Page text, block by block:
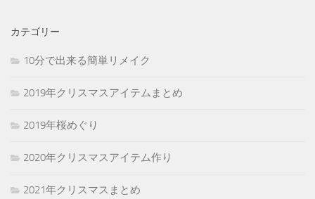
カテゴリー
10分で出来る簡単リメイク
2019年クリスマスアイテムまとめ
2019年桜めぐり
2020年クリスマスアイテム作り
2021年クリスマスまとめ